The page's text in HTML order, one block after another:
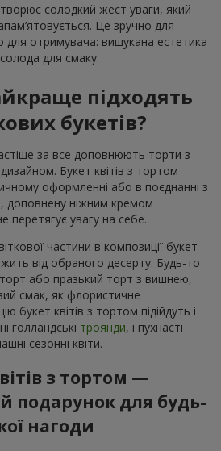
солодкий жест уваги, який
Це зручно для
для отримувача: вишукана естетика
для смаку.
підходять
букетів?
за все доповнюють торти з
Букет квітів з тортом
оформленні або в поєднанні з
доповнену ніжним кремом
перетягує увагу на себе.
частини в композиції букет
від обраного десерту. Будь-то
або празький торт з вишнею,
смак, як флористичне
букет квітів з тортом підійдуть і
голландські троянди, і пухнасті
сезонні квіти.
з тортом —
подарунок для будь-
нагоди